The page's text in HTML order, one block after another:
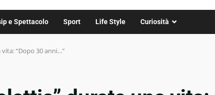
e Spettacolo Sport Life Style Curiosità
“Dopo 30 anni…”